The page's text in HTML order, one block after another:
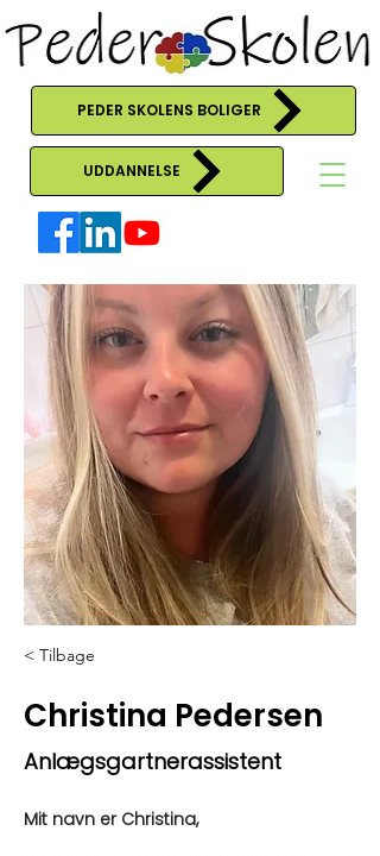
PEDER SKOLENS BOLIGER
UDDANNELSE
< Tilbage
Christina Pedersen
Anlægsgartnerassistent
Mit navn er Christina,